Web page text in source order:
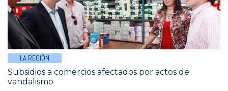
LA REGIÓN
Subsidios a comercios afectados por actos de
vandalismo